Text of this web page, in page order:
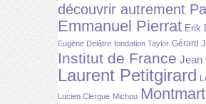
découvrir autrement
Emmanuel Pierrat Erik
Eugène Delâtre fondation Taylor Gérard
Institut de France Jean
Laurent Petitgirard
Lucien Clergue Michou